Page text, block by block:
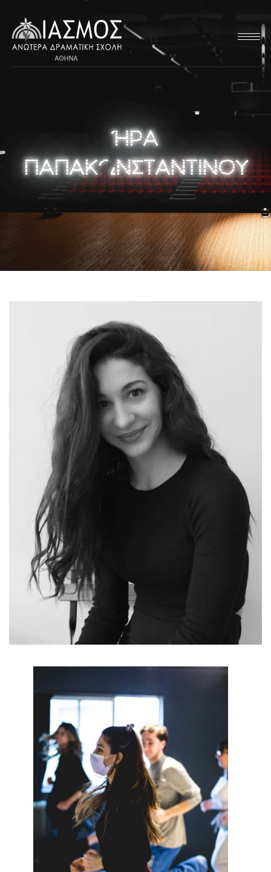
ΉΡΑ
ΠΑΠΑΚΩΝΣΤΑΝΤΙΝΟΥ